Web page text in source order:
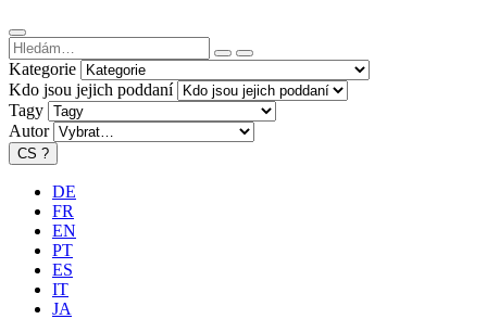
Kategorie
Kdo jsou jejich poddaní
Tagy
Autor
CS ?
DE
FR
EN
PT
ES
IT
JA